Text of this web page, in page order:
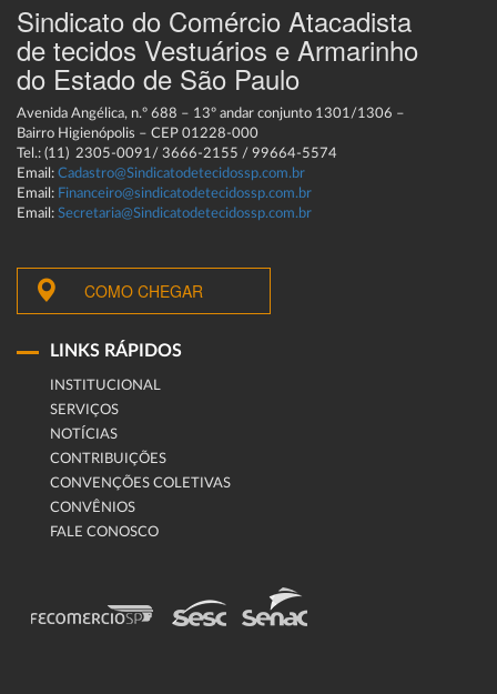
Sindicato do Comércio Atacadista
de tecidos Vestuários e Armarinho
do Estado de São Paulo
Avenida Angélica, n.º 688 – 13º andar conjunto 1301/1306 –
Bairro Higienópolis – CEP 01228-000
Tel.: (11) 2305-0091/ 3666-2155 / 99664-5574
Email: Cadastro@Sindicatodetecidossp.com.br
Email: Financeiro@sindicatodetecidossp.com.br
Email: Secretaria@Sindicatodetecidossp.com.br
COMO CHEGAR
LINKS RÁPIDOS
INSTITUCIONAL
SERVIÇOS
NOTÍCIAS
CONTRIBUIÇÕES
CONVENÇÕES COLETIVAS
CONVÊNIOS
FALE CONOSCO